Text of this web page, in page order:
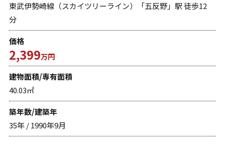
東武伊勢崎線（スカイツリーライン）「五反野」駅 徒歩12
分
価格
2,399万円
建物面積/専有面積
40.03㎡
築年数/建築年
35年 / 1990年9月